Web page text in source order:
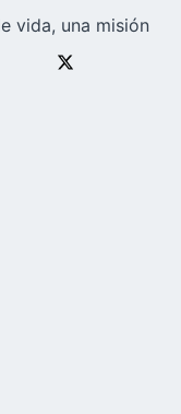
vida, una misión